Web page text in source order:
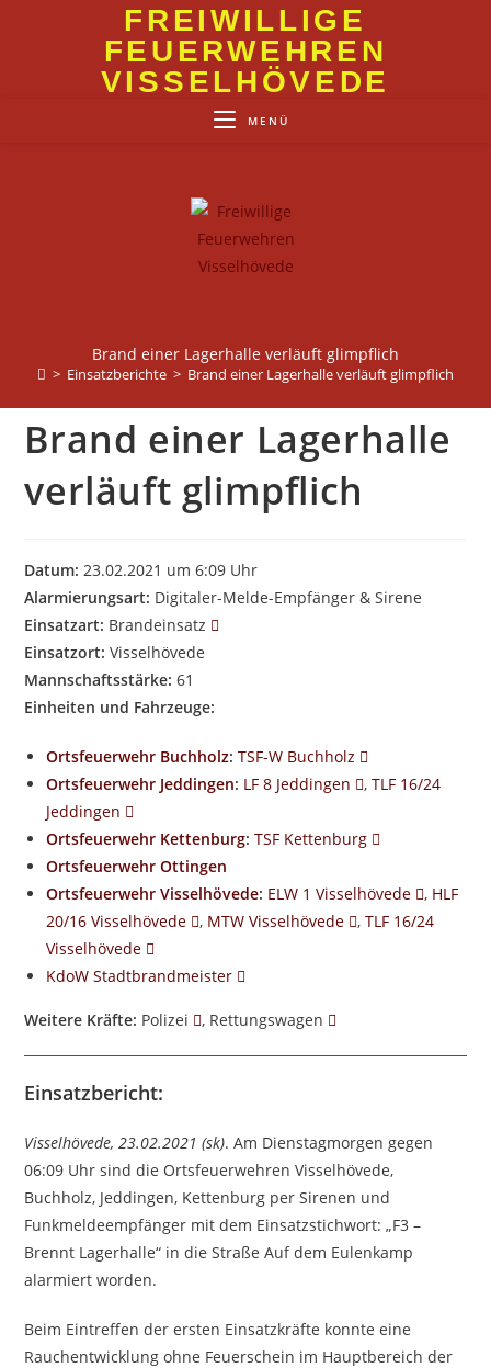
FREIWILLIGE
FEUERWEHREN
VISSELHÖVEDE
MENÜ
Brand einer Lagerhalle verläuft glimpflich
> Einsatzberichte > Brand einer Lagerhalle verläuft glimpflich
Brand einer Lagerhalle
verläuft glimpflich
Datum: 23.02.2021 um 6:09 Uhr
Alarmierungsart: Digitaler-Melde-Empfänger & Sirene
Einsatzart: Brandeinsatz
Einsatzort: Visselhövede
Mannschaftsstärke: 61
Einheiten und Fahrzeuge:
Ortsfeuerwehr Buchholz: TSF-W Buchholz
Ortsfeuerwehr Jeddingen: LF 8 Jeddingen ,TLF 16/24
Jeddingen
Ortsfeuerwehr Kettenburg: TSF Kettenburg
Ortsfeuerwehr Ottingen
Ortsfeuerwehr Visselhövede: ELW 1 Visselhövede , HLF
20/16 Visselhövede
, MTW Visselhövede ,TLF 16/24
Visselhövede
KdoW Stadtbrandmeister
Weitere Kräfte: Polizei , Rettungswagen
Einsatzbericht:
Visselhövede, 23.02.2021 (sk). Am Dienstagmorgen gegen
06:09 Uhr sind die Ortsfeuerwehren Visselhövede,
Buchholz, Jeddingen, Kettenburg per Sirenen und
Funkmeldeempfänger mit dem Einsatzstichwort: „F3 –
Brennt Lagerhalle“ in die Straße Auf dem Eulenkamp
alarmiert worden.
Beim Eintreffen der ersten Einsatzkräfte konnte eine
Rauchentwicklung ohne Feuerschein im Hauptbereich der